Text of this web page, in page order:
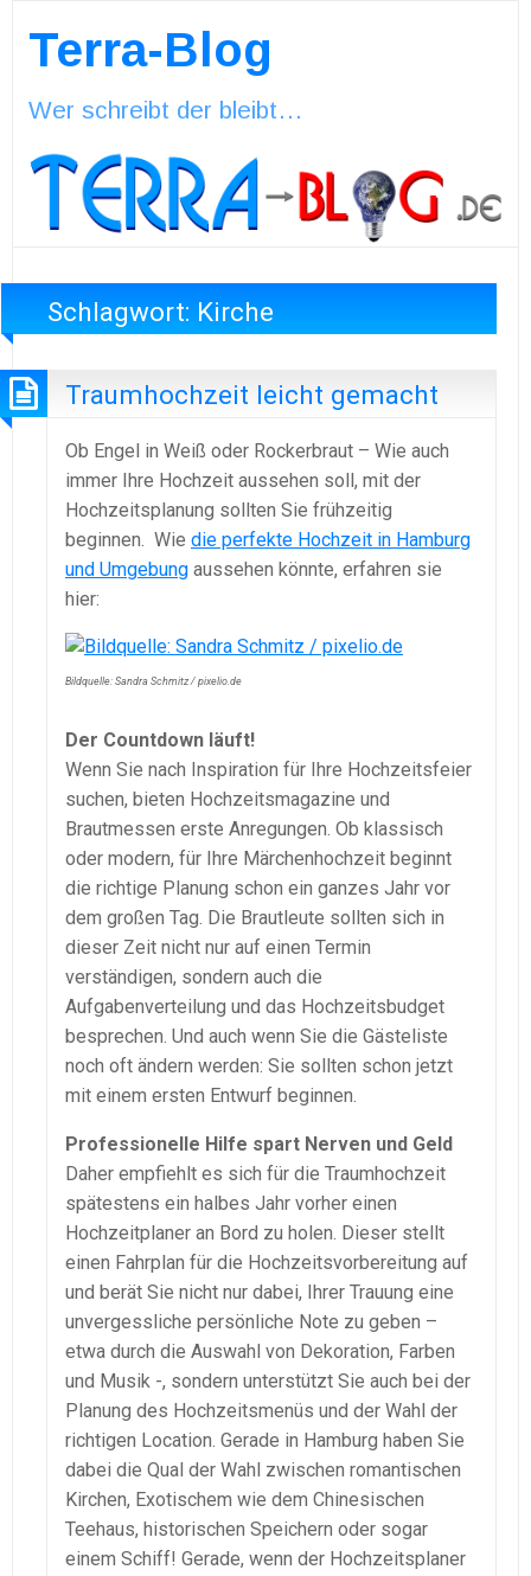
Terra-Blog
Wer schreibt der bleibt…
Schlagwort: Kirche
Traumhochzeit leicht gemacht
Ob Engel in Weiß oder Rockerbraut – Wie auch
immer Ihre Hochzeit aussehen soll, mit der
Hochzeitsplanung sollten Sie frühzeitig
beginnen. Wie die perfekte Hochzeit in Hamburg
und Umgebung aussehen könnte, erfahren sie
hier:
Bildquelle: Sandra Schmitz / pixelio.de
Der Countdown läuft!
Wenn Sie nach Inspiration für Ihre Hochzeitsfeier
suchen, bieten Hochzeitsmagazine und
Brautmessen erste Anregungen. Ob klassisch
oder modern, für Ihre Märchenhochzeit beginnt
die richtige Planung schon ein ganzes Jahr vor
dem großen Tag. Die Brautleute sollten sich in
dieser Zeit nicht nur auf einen Termin
verständigen, sondern auch die
Aufgabenverteilung und das Hochzeitsbudget
besprechen. Und auch wenn Sie die Gästeliste
noch oft ändern werden: Sie sollten schon jetzt
mit einem ersten Entwurf beginnen.
Professionelle Hilfe spart Nerven und Geld
Daher empfiehlt es sich für die Traumhochzeit
spätestens ein halbes Jahr vorher einen
Hochzeitplaner an Bord zu holen. Dieser stellt
einen Fahrplan für die Hochzeitsvorbereitung auf
und berät Sie nicht nur dabei, Ihrer Trauung eine
unvergessliche persönliche Note zu geben –
etwa durch die Auswahl von Dekoration, Farben
und Musik -, sondern unterstützt Sie auch bei der
Planung des Hochzeitsmenüs und der Wahl der
richtigen Location. Gerade in Hamburg haben Sie
dabei die Qual der Wahl zwischen romantischen
Kirchen, Exotischem wie dem Chinesischen
Teehaus, historischen Speichern oder sogar
einem Schiff! Gerade, wenn der Hochzeitsplaner